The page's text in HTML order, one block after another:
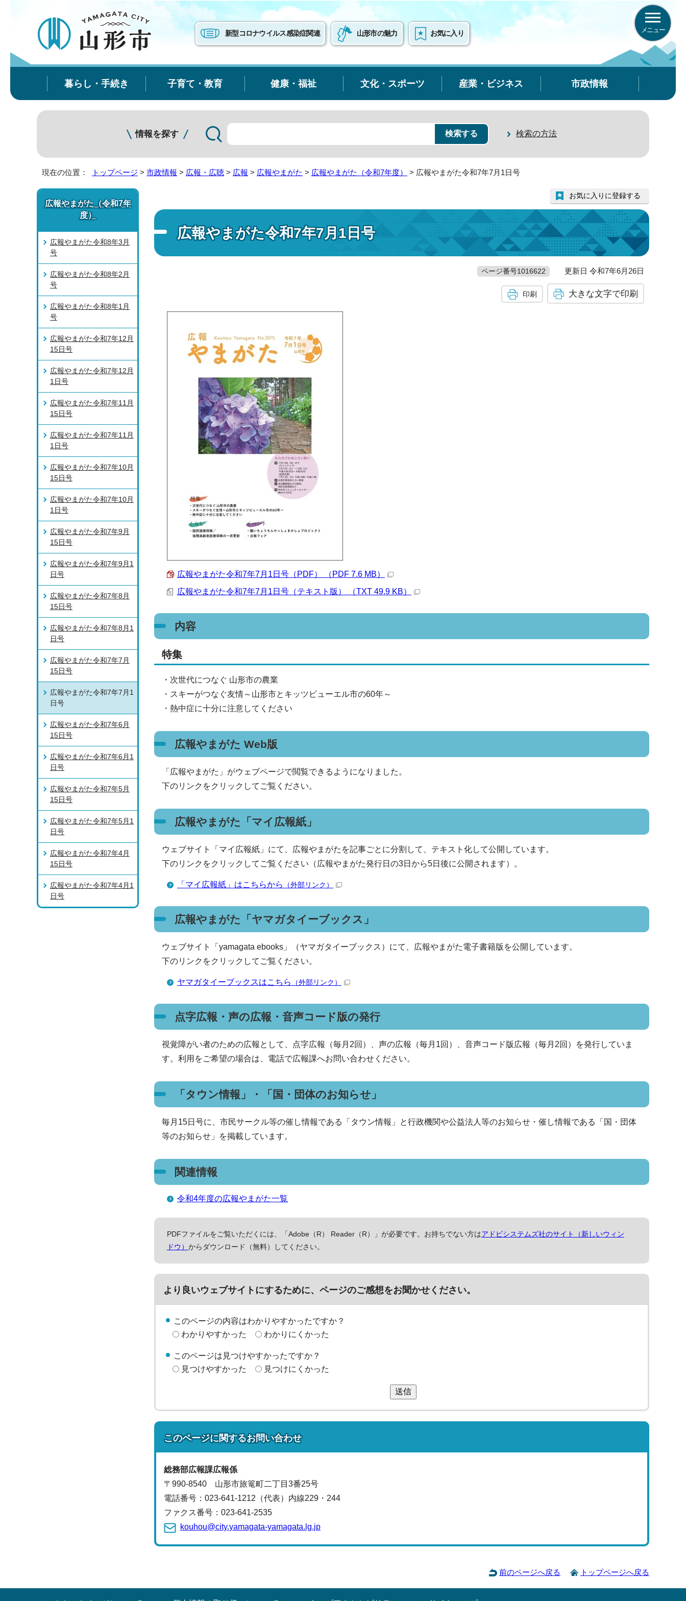
新型コロナウイルス感染症関連 山形市の魅力 お気に入り メニュー
暮らし・手続き 子育て・教育 健康・福祉 文化・スポーツ 産業・ビジネス 市政情報
情報を探す 検索の方法
現在の位置： トップページ > 市政情報 > 広報・広聴 > 広報 > 広報やまがた > 広報やまがた（令和7年度） > 広報やまがた令和7年7月1日号
広報やまがた令和7年7月1日号
お気に入りに登録する
ページ番号1016622 更新日 令和7年6月26日
印刷 大きな文字で印刷
広報やまがた令和7年7月1日号（PDF） （PDF 7.6 MB）
広報やまがた令和7年7月1日号（テキスト版） （TXT 49.9 KB）
内容
特集
・次世代につなぐ 山形市の農業
・スキーがつなぐ友情～山形市とキッツビューエル市の60年～
・熱中症に十分に注意してください
広報やまがた Web版
「広報やまがた」がウェブページで閲覧できるようになりました。
下のリンクをクリックしてご覧ください。
広報やまがた「マイ広報紙」
ウェブサイト「マイ広報紙」にて、広報やまがたを記事ごとに分割して、テキスト化して公開しています。
下のリンクをクリックしてご覧ください（広報やまがた発行日の3日から5日後に公開されます）。
「マイ広報紙」はこちらから （外部リンク）
広報やまがた「ヤマガタイーブックス」
ウェブサイト「yamagata ebooks」（ヤマガタイーブックス）にて、広報やまがた電子書籍版を公開しています。
下のリンクをクリックしてご覧ください。
ヤマガタイーブックスはこちら （外部リンク）
点字広報・声の広報・音声コード版の発行
視覚障がい者のための広報として、点字広報（毎月2回）、声の広報（毎月1回）、音声コード版広報（毎月2回）を発行していま
す。利用をご希望の場合は、電話で広報課へお問い合わせください。
「タウン情報」・「国・団体のお知らせ」
毎月15日号に、市民サークル等の催し情報である「タウン情報」と行政機関や公益法人等のお知らせ・催し情報である「国・団体
等のお知らせ」を掲載しています。
関連情報
令和4年度の広報やまがた一覧
PDFファイルをご覧いただくには、「Adobe（R） Reader（R）」が必要です。お持ちでない方はアドビシステムズ社のサイト（新しいウィン
ドウ） からダウンロード（無料）してください。
より良いウェブサイトにするために、ページのご感想をお聞かせください。
このページの内容はわかりやすかったですか？
わかりやすかった
わかりにくかった
このページは見つけやすかったですか？
見つけやすかった
見つけにくかった
送信
このページに関するお問い合わせ
総務部広報課広報係
〒990-8540 山形市旅篭町二丁目3番25号
電話番号： 023-641-1212（代表） 内線229・244
ファクス番号：023-641-2535
kouhou@city.yamagata-yamagata.lg.jp
広報やまがた（令和7年
度）
広報やまがた令和8年3月
号
広報やまがた令和8年2月
号
広報やまがた令和8年1月
号
広報やまがた令和7年12月
15日号
広報やまがた令和7年12月
1日号
広報やまがた令和7年11月
15日号
広報やまがた令和7年11月
1日号
広報やまがた令和7年10月
15日号
広報やまがた令和7年10月
1日号
広報やまがた令和7年9月
15日号
広報やまがた令和7年9月1
日号
広報やまがた令和7年8月
15日号
広報やまがた令和7年8月1
日号
広報やまがた令和7年7月
15日号
広報やまがた令和7年7月1
日号
広報やまがた令和7年6月
15日号
広報やまがた令和7年6月1
日号
広報やまがた令和7年5月
15日号
広報やまがた令和7年5月1
日号
広報やまがた令和7年4月
15日号
広報やまがた令和7年4月1
日号
前のページへ戻る トップページへ戻る